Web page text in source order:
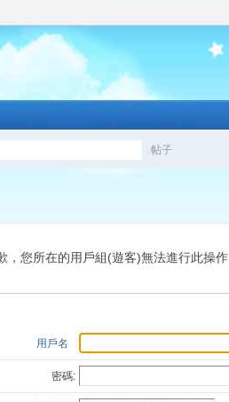
帖子
索
，您所在的用戶組(遊客)無法進行此操作
用戶名
密碼: